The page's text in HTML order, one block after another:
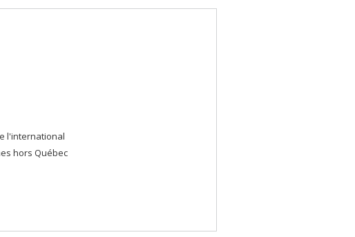
l'international
hors Québec